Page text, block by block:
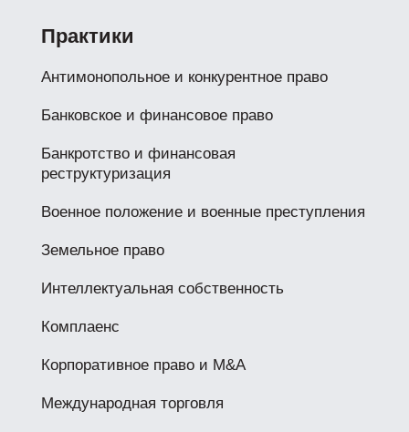
Практики
Антимонопольное и конкурентное право
Банковское и финансовое право
Банкротство и финансовая
реструктуризация
Военное положение и военные преступления
Земельное право
Интеллектуальная собственность
Комплаенс
Корпоративное право и M&A
Международная торговля